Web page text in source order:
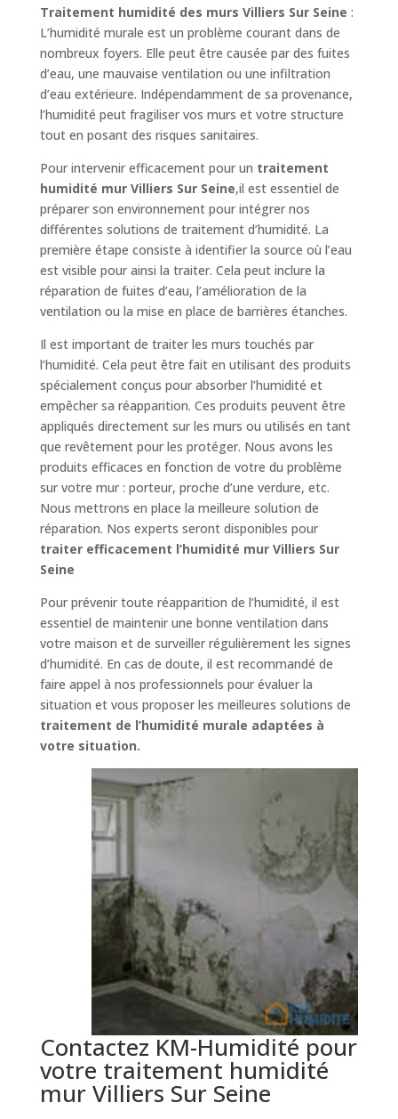
Traitement humidité des murs Villiers Sur Seine :
L’humidité murale est un problème courant dans de
nombreux foyers. Elle peut être causée par des fuites
d’eau, une mauvaise ventilation ou une infiltration
d’eau extérieure. Indépendamment de sa provenance,
l’humidité peut fragiliser vos murs et votre structure
tout en posant des risques sanitaires.
Pour intervenir efficacement pour un traitement
humidité mur Villiers Sur Seine,il est essentiel de
préparer son environnement pour intégrer nos
différentes solutions de traitement d’humidité. La
première étape consiste à identifier la source où l’eau
est visible pour ainsi la traiter. Cela peut inclure la
réparation de fuites d’eau, l’amélioration de la
ventilation ou la mise en place de barrières étanches.
Il est important de traiter les murs touchés par
l’humidité. Cela peut être fait en utilisant des produits
spécialement conçus pour absorber l’humidité et
empêcher sa réapparition. Ces produits peuvent être
appliqués directement sur les murs ou utilisés en tant
que revêtement pour les protéger. Nous avons les
produits efficaces en fonction de votre du problème
sur votre mur : porteur, proche d’une verdure, etc.
Nous mettrons en place la meilleure solution de
réparation. Nos experts seront disponibles pour
traiter efficacement l’humidité mur Villiers Sur
Seine
Pour prévenir toute réapparition de l’humidité, il est
essentiel de maintenir une bonne ventilation dans
votre maison et de surveiller régulièrement les signes
d’humidité. En cas de doute, il est recommandé de
faire appel à nos professionnels pour évaluer la
situation et vous proposer les meilleures solutions de
traitement de l’humidité murale adaptées à
votre situation.
Contactez KM-Humidité pour
votre traitement humidité
mur Villiers Sur Seine